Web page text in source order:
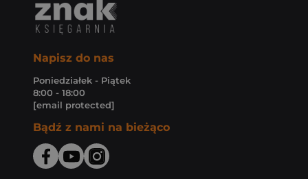
Napisz do nas
Poniedziałek - Piątek
8:00 - 18:00
[email protected]
Bądź z nami na bieżąco